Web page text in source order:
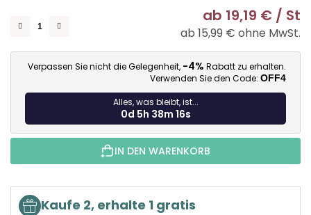
ab 19,19 € / St
ab 15,99 € ohne MwSt.
Verpassen Sie nicht die Gelegenheit, -4% Rabatt zu erhalten.
Verwenden Sie den Code: OFF4
Alles, was bleibt, ist...
0d 5h 38m 15s
IN DEN WARENKORB
Kaufe 2, erhalte 1 gratis